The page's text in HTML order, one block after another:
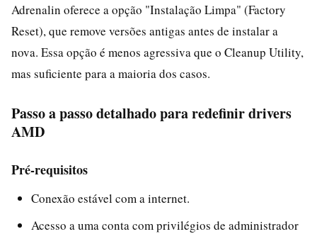
Adrenalin oferece a opção "Instalação Limpa" (Factory
Reset), que remove versões antigas antes de instalar a
nova. Essa opção é menos agressiva que o Cleanup Utility,
mas suficiente para a maioria dos casos.
Passo a passo detalhado para redefinir drivers
AMD
Pré-requisitos
Conexão estável com a internet.
Acesso a uma conta com privilégios de administrador